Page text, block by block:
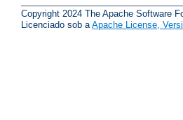
Copyright 2024 The Apache Software
Licenciado sob a Apache License,